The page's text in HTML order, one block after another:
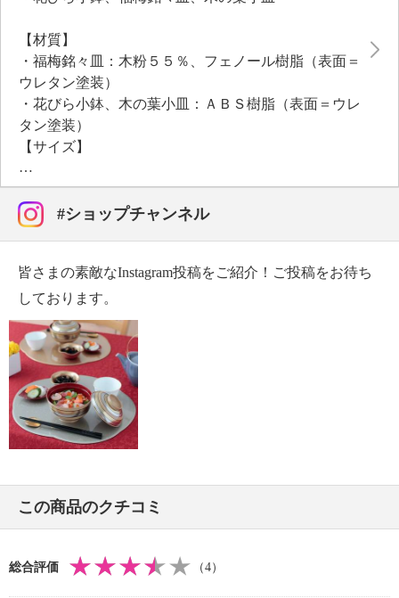
可憐な花びらのような曲線が優雅。
副菜や箸休めなどを盛り付けて、食卓のアクセントと
して演出できます。
内側には繊細な色合いのラメを塗り、外側には朱色を
塗りました。
＜木の葉小皿＞
食材が映える朱色を塗り、ポイントで茎の部分にラメ
祝いの肴などを盛り付けるのにぴったりです。
【材質】
・福梅銘々皿：木粉５５％、フェノール樹脂（表面＝
ウレタン塗装）
・花びら小鉢、木の葉小皿：ＡＢＳ樹脂（表面＝ウレ
タン塗装）
【サイズ】
・花びら小鉢：約縦９．３×横９．５×高さ３．８ｃｍ
・福梅銘々皿：約縦１４．５×横１４．５×高さ１．５
ｃｍ
・木の葉小皿：約縦７．５×横１０．８×高さ２ｃｍ
・花びら小鉢：約３７ｇ
・福梅銘々皿：約６９ｇ
・木の葉小皿：約２１ｇ
【使用可能 熱／冷源】
・ガス：不可、電磁（ＩＨ）調理器：不可、電熱調理
器：不可、ハロゲン調理器：不可、電子レンジ：不
可、
オーブン：不可、冷蔵：可、冷凍：不可
【メンテナンス】
【使用上の注意】
※詳細は同梱書類参照
【同梱書類】
・使用上の注意
【保証（有無）、保証期間】
#ショップチャンネル
皆さまの素敵なInstagram投稿をご紹介！ご投稿をお待ち
しております。
この商品のクチコミ
総合評価 （4）